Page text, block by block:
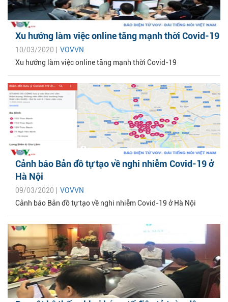
Xu hướng làm việc online tăng mạnh thời Covid-19
10/03/2020 | VOVVN
Xu hướng làm việc online tăng mạnh thời Covid-19
Cảnh báo Bản đồ tự tạo về nghi nhiễm Covid-19 ở
Hà Nội
09/03/2020 | VOVVN
Cảnh báo Bản đồ tự tạo về nghi nhiễm Covid-19 ở Hà Nội